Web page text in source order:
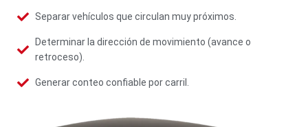
Separar vehículos que circulan muy próximos.
Determinar la dirección de movimiento (avance o
retroceso).
Generar conteo confiable por carril.